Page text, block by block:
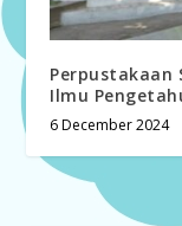
Perpustakaan
Ilmu
6 December 2024